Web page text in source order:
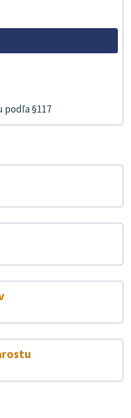
podľa §117